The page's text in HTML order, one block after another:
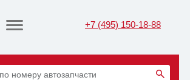
+7 (495) 150-18-88
номеру автозапчасти